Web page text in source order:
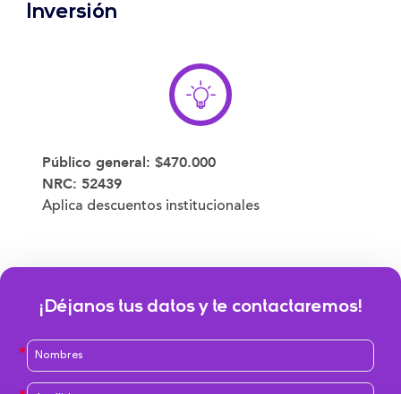
Inversión
Público general: $470.000
NRC: 52439
Aplica descuentos institucionales
¡Déjanos tus datos y te contactaremos!